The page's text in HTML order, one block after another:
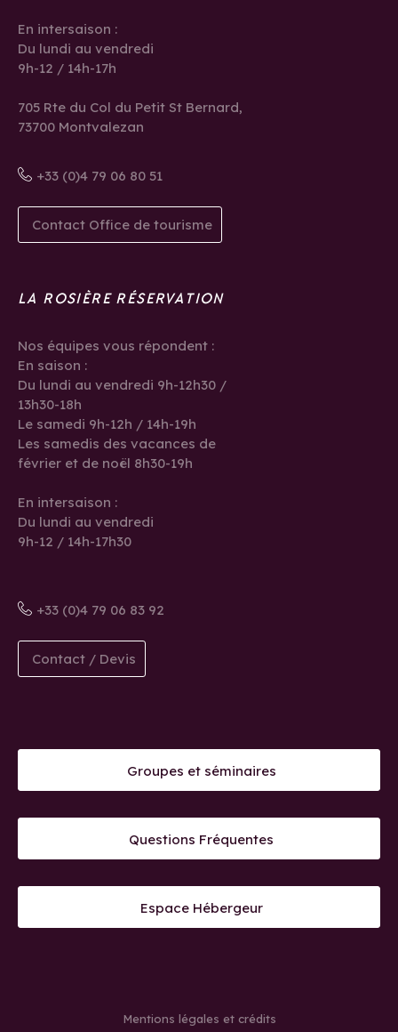
En intersaison :
Du lundi au vendredi
9h-12 / 14h-17h
705 Rte du Col du Petit St Bernard,
73700 Montvalezan
+33 (0)4 79 06 80 51
Contact Office de tourisme
LA ROSIÈRE RÉSERVATION
Nos équipes vous répondent :
En saison :
Du lundi au vendredi 9h-12h30 /
13h30-18h
Le samedi 9h-12h / 14h-19h
Les samedis des vacances de
février et de noël 8h30-19h
En intersaison :
Du lundi au vendredi
9h-12 / 14h-17h30
+33 (0)4 79 06 83 92
Contact / Devis
Groupes et séminaires
Questions Fréquentes
Espace Hébergeur
Mentions légales et crédits